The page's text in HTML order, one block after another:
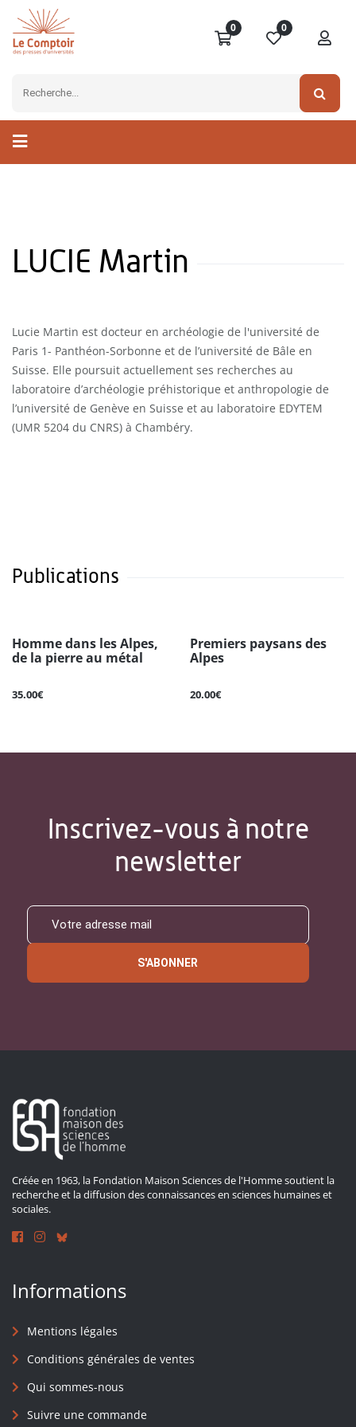
0 0
LUCIE Martin
Lucie Martin est docteur en archéologie de l'université de
Paris 1- Panthéon-Sorbonne et de l’université de Bâle en
Suisse. Elle poursuit actuellement ses recherches au
laboratoire d’archéologie préhistorique et anthropologie de
l’université de Genève en Suisse et au laboratoire EDYTEM
(UMR 5204 du CNRS) à Chambéry.
Publications
Homme dans les Alpes,
de la pierre au métal
35.00€
Premiers paysans des
Alpes
20.00€
Inscrivez-vous à notre
newsletter
S'ABONNER
Créée en 1963, la Fondation Maison Sciences de l'Homme soutient la
recherche et la diffusion des connaissances en sciences humaines et
sociales.
Informations
Mentions légales
Conditions générales de ventes
Qui sommes-nous
Suivre une commande